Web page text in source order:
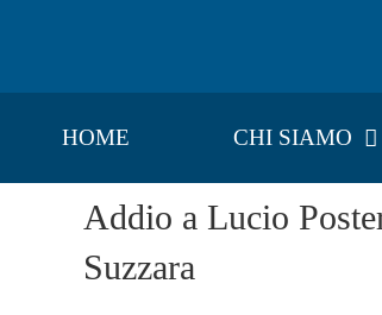
HOME CHI SIAMO
Addio a Lucio
Suzzara